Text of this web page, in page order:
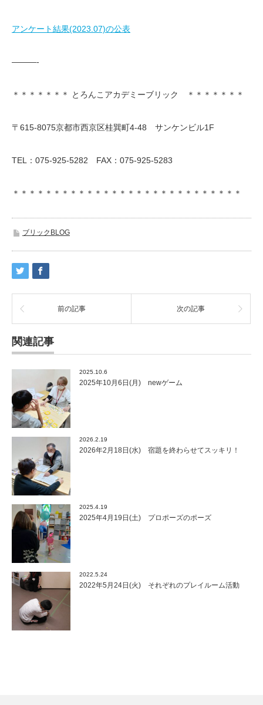
アンケート結果(2023.07)の公表
———-
＊＊＊＊＊＊＊ とろんこアカデミーブリック ＊＊＊＊＊＊＊
〒615-8075京都市西京区桂巽町4-48 サンケンビル1F
TEL：075-925-5282 FAX：075-925-5283
＊＊＊＊＊＊＊＊＊＊＊＊＊＊＊＊＊＊＊＊＊＊＊＊＊＊＊＊
ブリックBLOG
前の記事 次の記事
関連記事
2025.10.6
2025年10月6日(月) newゲーム
2026.2.19
2026年2月18日(水) 宿題を終わらせてスッキリ！
2025.4.19
2025年4月19日(土) プロポーズのポーズ
2022.5.24
2022年5月24日(火) それぞれのプレイルーム活動